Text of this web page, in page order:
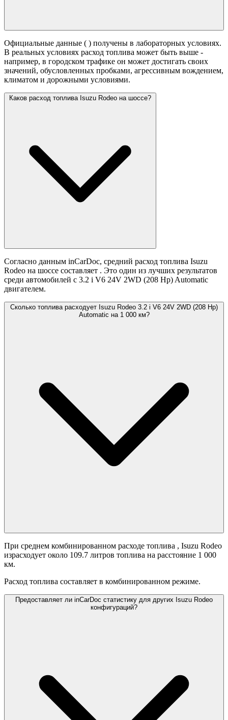
Официальные данные ( ) получены в лабораторных условиях.
В реальных условиях расход топлива может быть выше -
например, в городском трафике он может достигать своих
значений, обусловленных пробками, агрессивным вождением,
климатом и дорожными условиями.
Каков расход топлива Isuzu Rodeo на шоссе?
Согласно данным inCarDoc, средний расход топлива Isuzu
Rodeo на шоссе составляет . Это один из лучших результатов
среди автомобилей с 3.2 i V6 24V 2WD (208 Hp) Automatic
двигателем.
Сколько топлива расходует Isuzu Rodeo 3.2 i V6 24V 2WD (208 Hp)
Automatic на 1 000 км?
При среднем комбинированном расходе топлива , Isuzu Rodeo
израсходует около 109.7 литров топлива на расстояние 1 000
км.
Расход топлива составляет в комбинированном режиме.
Предоставляет ли inCarDoc статистику для других Isuzu Rodeo
конфигураций?